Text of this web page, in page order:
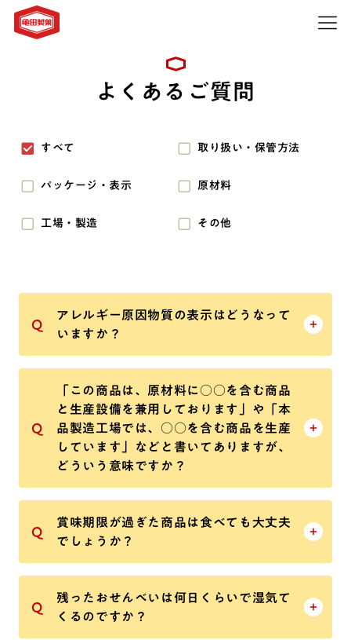
よくあるご質問
すべて 取り扱い・保管方法
パッケージ・表示 原材料
工場・製造 その他
アレルギー原因物質の表示はどうなって
いますか？
「この商品は、原材料に○○を含む商品
と生産設備を兼用しております」や「本
品製造工場では、○○を含む商品を生産
しています」などと書いてありますが、
どういう意味ですか？
賞味期限が過ぎた商品は食べても大丈夫
でしょうか？
残ったおせんべいは何日くらいで湿気て
くるのですか？